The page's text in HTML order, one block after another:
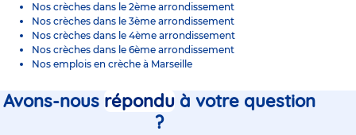
Nos crèches dans le 2ème arrondissement
Nos crèches dans le 3ème arrondissement
Nos crèches dans le 4ème arrondissement
Nos crèches dans le 6ème arrondissement
Nos emplois en crèche à Marseille
Avons-nous réponduà votre question
?